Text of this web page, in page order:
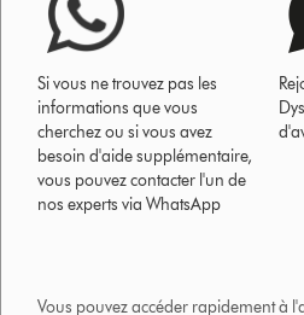
Si vous ne trouvez pas les
informations que vous
cherchez ou si vous avez
besoin d'aide supplémentaire,
vous pouvez contacter l'un de
nos experts via WhatsApp
Vous pouvez accéder rapidement à